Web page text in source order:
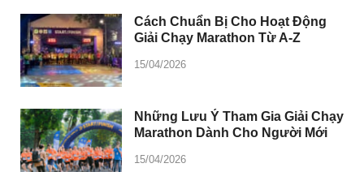
Cách Chuẩn Bị Cho Hoạt Động
Giải Chạy Marathon Từ A-Z
15/04/2026
Những Lưu Ý Tham Gia Giải Chạy
Marathon Dành Cho Người Mới
15/04/2026